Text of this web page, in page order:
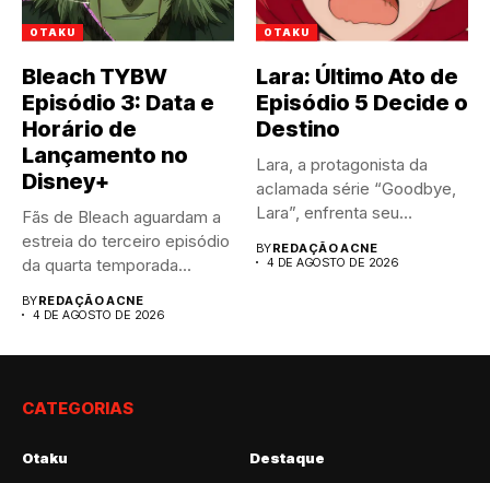
OTAKU
Bleach TYBW
Episódio 3: Data e
Horário de
Lançamento no
Disney+
Fãs de Bleach aguardam a
estreia do terceiro episódio
da quarta temporada...
BYREDAÇÃO ACNE
4 DE AGOSTO DE 2026
OTAKU
Lara: Último Ato de
Episódio 5 Decide o
Destino
Lara, a protagonista da
aclamada série “Goodbye,
Lara”, enfrenta seu
BYREDAÇÃO ACNE
4 DE AGOSTO DE 2026
CATEGORIAS
Otaku
Destaque